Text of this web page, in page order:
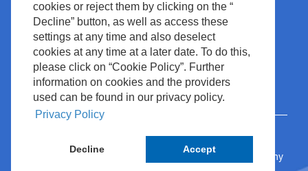
cookies or reject them by clicking on the “
Decline” button, as well as access these
settings at any time and also deselect
cookies at any time at a later date. To do this,
please click on “Cookie Policy”. Further
information on cookies and the providers
used can be found in our privacy policy.
Privacy Policy
Decline Accept
© 2024 Nihon Kohden Europe GmbH • Rosbach, Germany